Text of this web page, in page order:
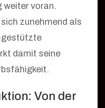
weiter voran.
zunehmend als
gestützte
damit seine
Von der